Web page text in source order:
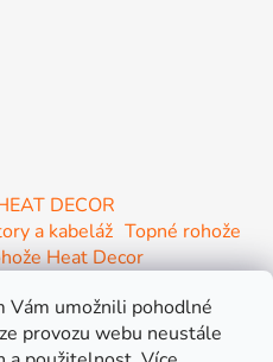
Vám umožnili pohodlné
provozu webu neustále
DECOR
a kabeláž Topné rohože
Heat Decor
/ Topné Infrapanely
s Infra ohřevem